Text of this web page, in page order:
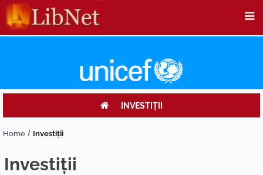
INVESTIŢII
Home Investiţii
investiţii